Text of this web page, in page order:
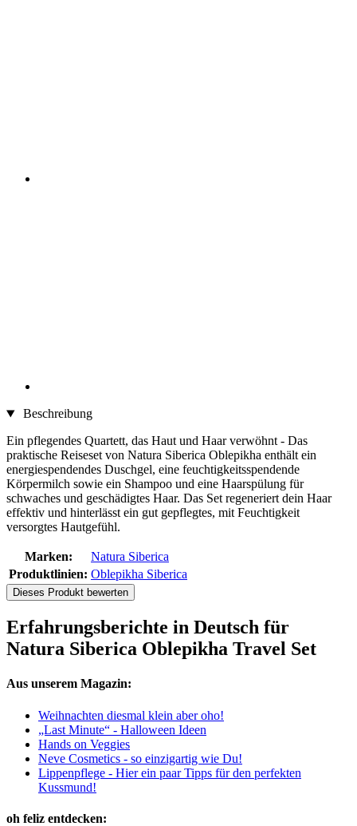
Beschreibung
Ein pflegendes Quartett, das Haut und Haar verwöhnt - Das
praktische Reiseset von Natura Siberica Oblepikha enthält ein
energiespendendes Duschgel, eine feuchtigkeitsspendende
Körpermilch sowie ein Shampoo und eine Haarspülung für
schwaches und geschädigtes Haar. Das Set regeneriert dein Haar
effektiv und hinterlässt ein gut gepflegtes, mit Feuchtigkeit
versorgtes Hautgefühl.
Marken:
Natura Siberica
Produktlinien: Oblepikha Siberica
Dieses Produkt bewerten
Erfahrungsberichte in Deutsch für
Natura Siberica Oblepikha Travel Set
Aus unserem Magazin:
Weihnachten diesmal klein aber oho!
„Last Minute“ - Halloween Ideen
Hands on Veggies
Neve Cosmetics - so einzigartig wie Du!
Lippenpflege - Hier ein paar Tipps für den perfekten
Kussmund!
oh feliz entdecken: